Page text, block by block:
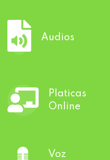
Audios
Platicas
Online
Voz